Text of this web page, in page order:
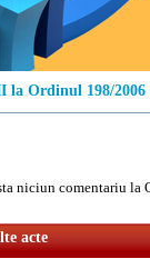
la Ordinul 198/2006
niciun comentariu la
acte